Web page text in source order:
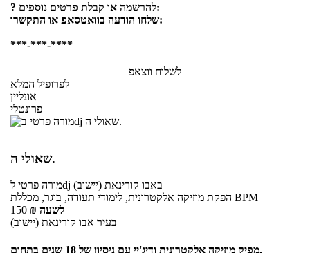
? להרשמה או קבלת פרטים נוספים:
שלחו הודעה בוואטסאפ או התקשרו:
***-***-****
לשלוח ווצאפ
לפרופיל המלא
אונליין
פרונטלי
שאולי ה.
מורה פרטילdj באבו קורינאת (יישוב)
הפקת מוזיקה אלקטרונית, לימודי תעודה, בוגר, מכללת BPM
150 ₪ לשעה
בעיר אבו קורינאת (יישוב)
מפיק מוזיקה אלקטרונית ודיג'יי עם ניסיון של 18 שנים בתחום.